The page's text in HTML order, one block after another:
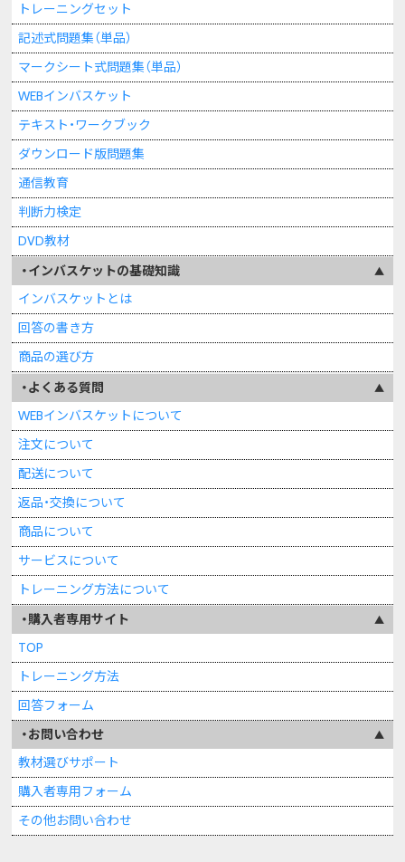
トレーニングセット
記述式問題集（単品）
マークシート式問題集（単品）
WEBインバスケット
テキスト・ワークブック
ダウンロード版問題集
通信教育
判断力検定
DVD教材
インバスケットの基礎知識
インバスケットとは
回答の書き方
商品の選び方
よくある質問
WEBインバスケットについて
注文について
配送について
返品・交換について
商品について
サービスについて
トレーニング方法について
購入者専用サイト
TOP
トレーニング方法
回答フォーム
お問い合わせ
教材選びサポート
購入者専用フォーム
その他お問い合わせ